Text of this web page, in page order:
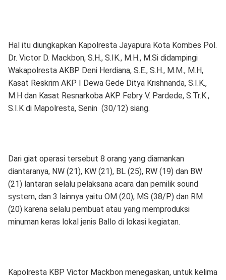
Hal itu diungkapkan Kapolresta Jayapura Kota Kombes Pol.
Dr. Victor D. Mackbon, S.H., S.IK., M.H., M.Si didampingi
Wakapolresta AKBP Deni Herdiana, S.E., S.H., M.M., M.H,
Kasat Reskrim AKP I Dewa Gede Ditya Krishnanda, S.I.K.,
M.H dan Kasat Resnarkoba AKP Febry V. Pardede, S.Tr.K.,
S.I.K di Mapolresta, Senin (30/12) siang.
Dari giat operasi tersebut 8 orang yang diamankan
diantaranya, NW (21), KW (21), BL (25), RW (19) dan BW
(21) lantaran selalu pelaksana acara dan pemilik sound
system, dan 3 lainnya yaitu OM (20), MS (38/P) dan RM
(20) karena selalu pembuat atau yang memproduksi
minuman keras lokal jenis Ballo di lokasi kegiatan.
Kapolresta KBP Victor Mackbon menegaskan, untuk kelima